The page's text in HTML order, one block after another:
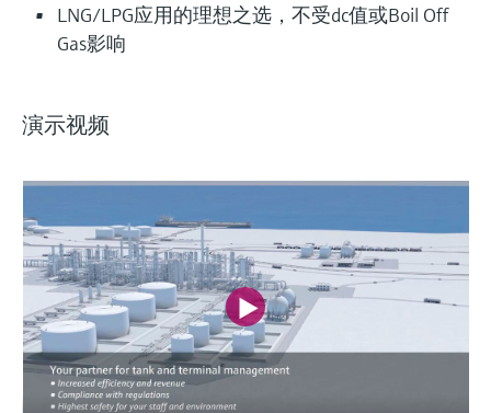
LNG/LPG应用的理想之选，不受dc值或Boil Off
Gas影响
演示视频